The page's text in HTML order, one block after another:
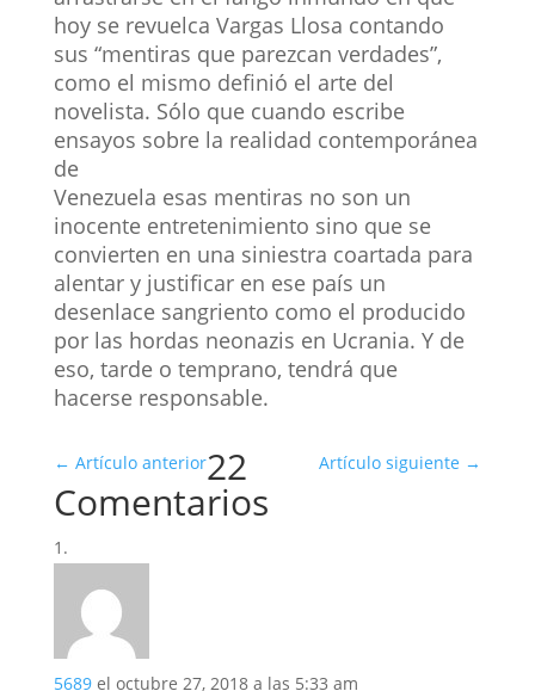
hoy se revuelca Vargas Llosa contando
sus “mentiras que parezcan verdades”,
como el mismo definió el arte del
novelista. Sólo que cuando escribe
ensayos sobre la realidad contemporánea
de
Venezuela esas mentiras no son un
inocente entretenimiento sino que se
convierten en una siniestra coartada para
alentar y justificar en ese país un
desenlace sangriento como el producido
por las hordas neonazis en Ucrania. Y de
eso, tarde o temprano, tendrá que
hacerse responsable.
← Artículo anterior Artículo siguiente →
22
Comentarios
5689 el octubre 27, 2018 a las 5:33 am